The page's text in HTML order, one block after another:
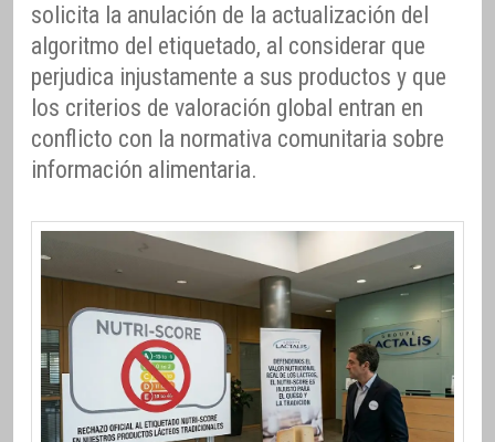
solicita la anulación de la actualización del
algoritmo del etiquetado, al considerar que
perjudica injustamente a sus productos y que
los criterios de valoración global entran en
conflicto con la normativa comunitaria sobre
información alimentaria.